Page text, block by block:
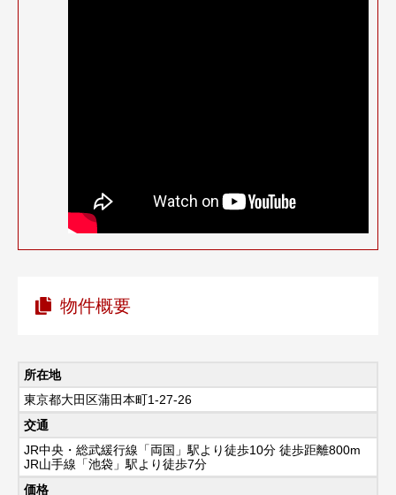
物件概要
所在地
東京都大田区蒲田本町1-27-26
交通
JR中央・総武緩行線「両国」駅より徒歩10分 徒歩距離800m
JR山手線「池袋」駅より徒歩7分
価格